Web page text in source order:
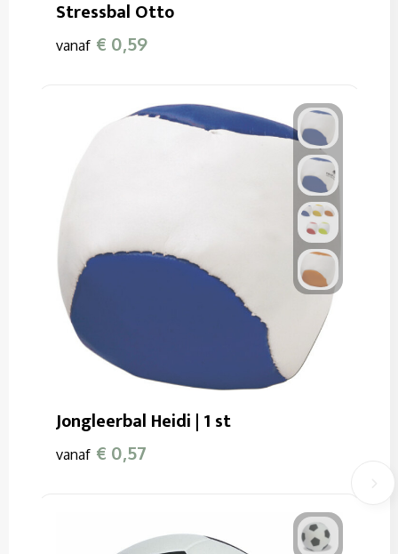
Stressbal Otto
vanaf € 0,59
Jongleerbal Heidi | 1 st
vanaf € 0,57